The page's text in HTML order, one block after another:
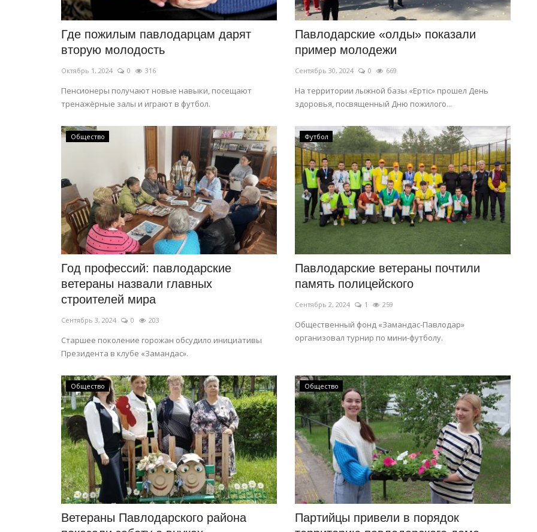
Где пожилым павлодарцам дарят
вторую молодость
Октябрь 1, 2024 0 316
Пенсионеры получают новые навыки, посещают
тренажёрные залы и играют в футбол.
Павлодарские «олды» показали
пример молодежи
Сентябрь 30, 2024 0 669
На территории лыжной базы «Ертіс» прошел День
здоровья, посвященный Дню пожилого...
Общество
Год профессий: павлодарские
ветераны назвали главных
строителей мира
Сентябрь 3, 2024 0 203
Старшее поколение горожан обсудило инициативы
Президента в клубе «Замандас».
Футбол
Павлодарские ветераны почтили
память полицейского
Сентябрь 2, 2024 1 259
Общественный фонд «Замандас-Павлодар»
организовал турнир по мини-футболу.
Общество
Ветераны Павлодарского района
Общество
Партийцы привели в порядок